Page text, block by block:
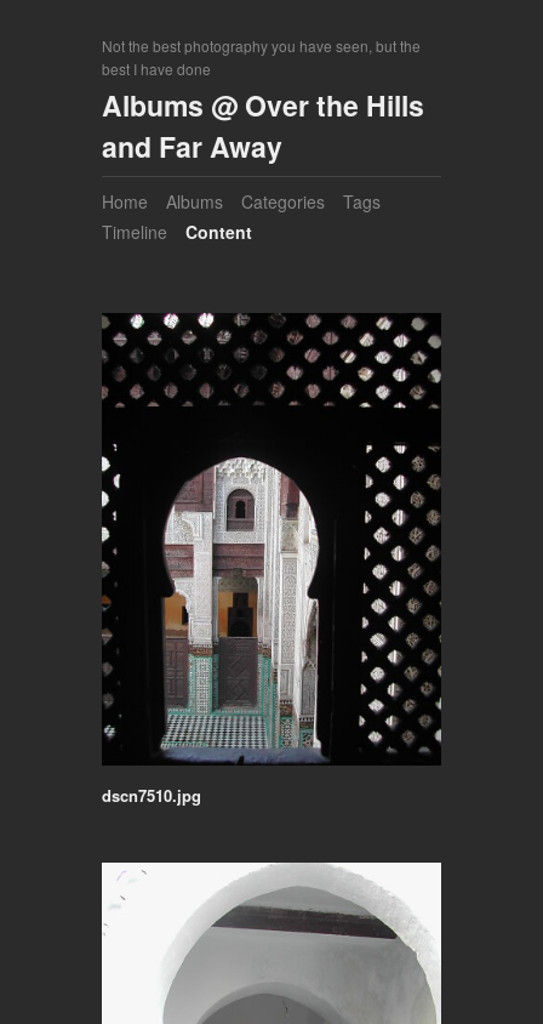
Not the best photography you have seen, but the
best I have done
Albums @ Over the Hills
and Far Away
Home Albums Categories
Tags
Timeline
Content
dscn7510.jpg